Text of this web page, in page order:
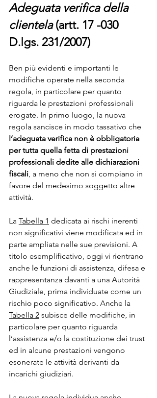
Adeguata verifica della
clientela (artt. 17 -030
D.lgs. 231/2007)
Ben più evidenti e importanti le
modifiche operate nella seconda
regola, in particolare per quanto
riguarda le prestazioni professionali
erogate. In primo luogo, la nuova
regola sancisce in modo tassativo che
l’adeguata verifica non è obbligatoria
per tutta quella fetta di prestazioni
professionali dedite alle dichiarazioni
fiscali, a meno che non si compiano in
favore del medesimo soggetto altre
attività.
La Tabella 1 dedicata ai rischi inerenti
non significativi viene modificata ed in
parte ampliata nelle sue previsioni. A
titolo esemplificativo, oggi vi rientrano
anche le funzioni di assistenza, difesa e
rappresentanza davanti a una Autorità
Giudiziale, prima individuate come un
rischio poco significativo. Anche la
Tabella 2 subisce delle modifiche, in
particolare per quanto riguarda
l’assistenza e/o la costituzione dei trust
ed in alcune prestazioni vengono
esonerate le attività derivanti da
incarichi giudiziari.